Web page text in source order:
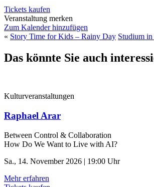
Tickets kaufen
Veranstaltung merken
Zum Kalender hinzufügen
« Story Time for Kids – Rainy Day Studium
Das könnte Sie auch
Kulturveranstaltungen
Raphael Arar
Between Control & ­Collaboration
How Do We Want to Live with AI?
Sa., 14. November 2026 | 19:00 Uhr
Mehr erfahren